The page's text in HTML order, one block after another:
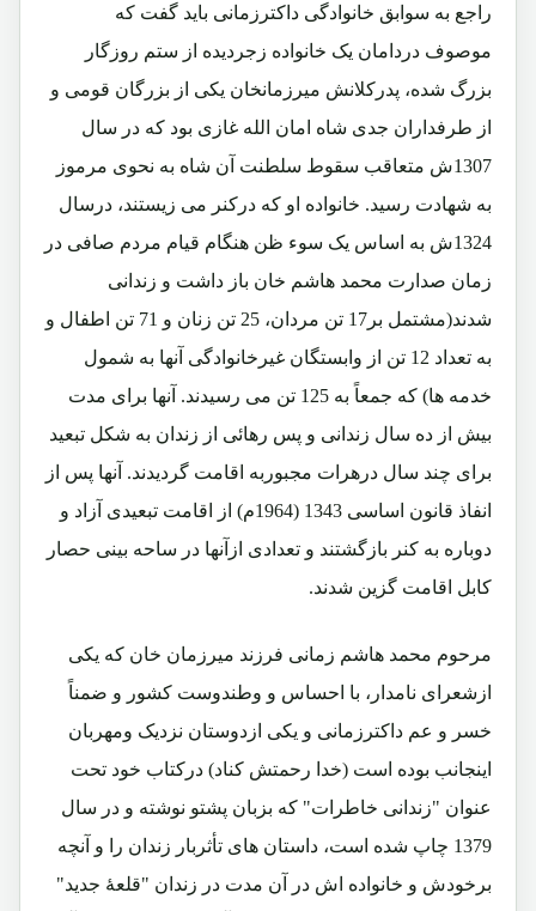
راجع به سوابق خانوادگی داکترزمانی باید گفت که
موصوف دردامان یک خانواده زجردیده از ستم روزگار
بزرگ شده، پدرکلانش میرزمانخان یکی از بزرگان قومی و
از طرفداران جدی شاه امان الله غازی بود که در سال
1307ش متعاقب سقوط سلطنت آن شاه به نحوی مرموز
به شهادت رسید. خانواده او که درکنر می زیستند، درسال
1324ش به اساس یک سوء ظن هنگام قیام مردم صافی در
زمان صدارت محمد هاشم خان باز داشت و زندانی
شدند(مشتمل بر17 تن مردان، 25 تن زنان و 71 تن اطفال و
به تعداد 12 تن از وابستگان غیرخانوادگی آنها به شمول
خدمه ها) که جمعاً به 125 تن می رسیدند. آنها برای مدت
بیش از ده سال زندانی و پس رهائی از زندان به شکل تبعید
برای چند سال درهرات مجبوربه اقامت گردیدند. آنها پس از
انفاذ قانون اساسی 1343 (1964م) از اقامت تبعیدی آزاد و
دوباره به کنر بازگشتند و تعدادی ازآنها در ساحه بینی حصار
کابل اقامت گزین شدند.
مرحوم محمد هاشم زمانی فرزند میرزمان خان که یکی
ازشعرای نامدار، با احساس و وطندوست کشور و ضمناً
خسر و عم داکترزمانی و یکی ازدوستان نزدیک ومهربان
اینجانب بوده است (خدا رحمتش کناد) درکتاب خود تحت
عنوان "زندانی خاطرات" که بزبان پشتو نوشته و در سال
1379 چاپ شده است، داستان های تأثربار زندان را و آنچه
برخودش و خانواده اش در آن مدت در زندان "قلعۀ جدید"